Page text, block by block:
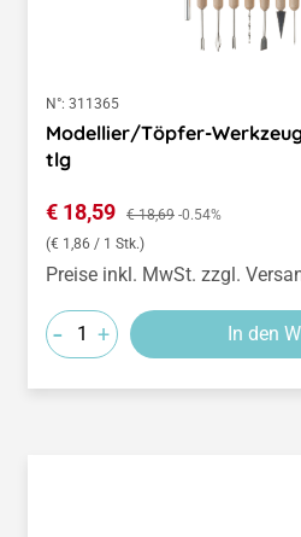
N°: 311365
Modellier/Töpfer-
tlg
Verkaufspreis:
€ 18,59 Regulärer Preis:
€ 18,69 -0.54%
(€ 1,86 / 1 Stk.)
Preise inkl. MwSt. zzgl.
- + In den